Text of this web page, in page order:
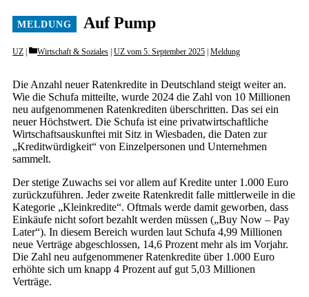
Auf Pump
UZ Categories
Wirtschaft & Soziales UZ vom 5. September 2025 Meldung
Die Anzahl neuer Ratenkredite in Deutschland steigt weiter an.
Wie die Schufa mitteilte, wurde 2024 die Zahl von 10 Millionen
neu aufgenommenen Ratenkrediten überschritten. Das sei ein
neuer Höchstwert. Die Schufa ist eine privatwirtschaftliche
Wirtschaftsauskunftei mit Sitz in Wiesbaden, die Daten zur
„Kreditwürdigkeit“ von Einzelpersonen und Unternehmen
sammelt.
Der stetige Zuwachs sei vor allem auf Kredite unter 1.000 Euro
zurückzuführen. Jeder zweite Ratenkredit falle mittlerweile in die
Kategorie „Kleinkredite“. Oftmals werde damit geworben, dass
Einkäufe nicht sofort bezahlt werden müssen („Buy Now – Pay
Later“). In diesem Bereich wurden laut Schufa 4,99 Millionen
neue Verträge abgeschlossen, 14,6 Prozent mehr als im Vorjahr.
Die Zahl neu aufgenommener Ratenkredite über 1.000 Euro
erhöhte sich um knapp 4 Prozent auf gut 5,03 Millionen
Verträge.